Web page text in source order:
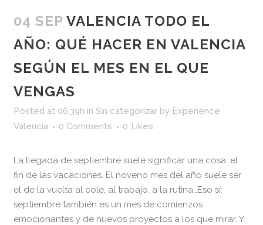
04 SEP VALENCIA TODO EL
AÑO: QUÉ HACER EN VALENCIA
SEGÚN EL MES EN EL QUE
VENGAS
Posted at 06:39h in Sin categorizar by Experience
Valencia
0 Comments 0 Likes
La llegada de septiembre suele significar una cosa: el
fin de las vacaciones. El noveno mes del año suele ser
el de la vuelta al cole, al trabajo, a la rutina…Eso sí:
septiembre también es un mes de comienzos
emocionantes y de nuevos proyectos a los que mirar. Y